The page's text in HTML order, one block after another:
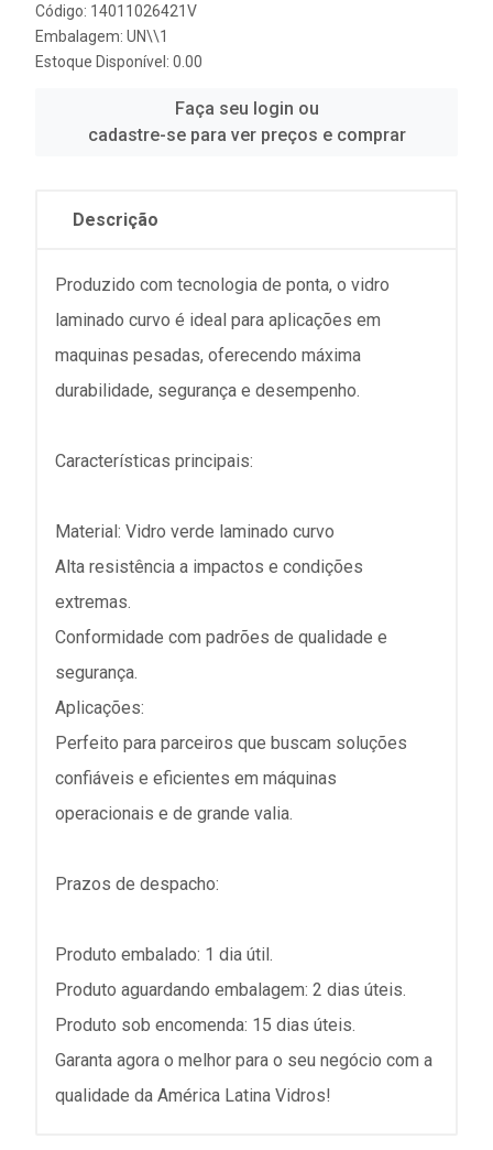
Código: 14011026421V
Embalagem: UN\\1
Estoque Disponível: 0.00
Faça seu login ou
cadastre-se para ver preços e comprar
Descrição
Produzido com tecnologia de ponta, o vidro
laminado curvo é ideal para aplicações em
maquinas pesadas, oferecendo máxima
durabilidade, segurança e desempenho.
Características principais:
Material: Vidro verde laminado curvo
Alta resistência a impactos e condições
extremas.
Conformidade com padrões de qualidade e
segurança.
Aplicações:
Perfeito para parceiros que buscam soluções
confiáveis e eficientes em máquinas
operacionais e de grande valia.
Prazos de despacho:
Produto embalado: 1 dia útil.
Produto aguardando embalagem: 2 dias úteis.
Produto sob encomenda: 15 dias úteis.
Garanta agora o melhor para o seu negócio com a
qualidade da América Latina Vidros!